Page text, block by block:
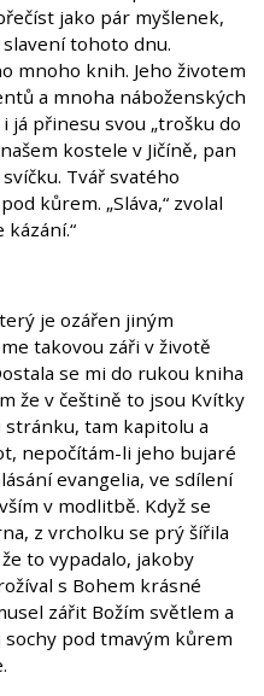
jako pár myšlenek,
tohoto dnu.
mnoho knih. Jeho životem
a mnoha náboženských
já přinesu svou „trošku do
kostele v Jičíně, pan
Tvář svatého
kůrem. „Sláva,“ zvolal
je ozářen jiným
takovou záři v životě
se mi do rukou kniha
že v češtině to jsou Kvítky
stránku, tam kapitolu a
nepočítám-li jeho bujaré
evangelia, ve sdílení
v modlitbě. Když se
z vrcholku se prý šířila
to vypadalo, jakoby
s Bohem krásné
zářit Božím světlem a
pod tmavým kůrem